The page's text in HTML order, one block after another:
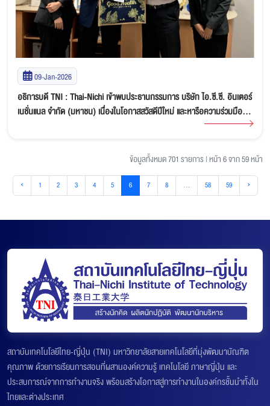
09-Jan-2026
อธิการบดี TNI : Thai-Nichi เข้าพบประธานกรรมการ บริษัท ไอ.ซี.ซี. อินเตอร์
เนชั่นแนล จำกัด (มหาชน) เนื่องในโอกาสสวัสดีปีใหม่ และหารือความร่วมมือ
ข้อมูลทั้งหมด 701 รายการ|หน้า 6 จาก 59 หน้า
‹ 1 2 3 4 5 6 7 8 ... 58 59 ›
สถาบันเทคโนโลยีไทย-ญี่ปุ่น (TNI) มหาวิทยาลัยสายเทคโนโลยีที่มุ่งพัฒนาบัณฑิต
คุณภาพ ด้วยการเรียนการสอนที่ผสานองค์ความรู้ เทคโนโลยี ภาษาญี่ปุ่น และ
ประสบการณ์จากการทำงานจริง พร้อมสร้างโอกาสสู่การทำงานในองค์กรชั้นนำทั้งใน
ไทยและต่างประเทศ